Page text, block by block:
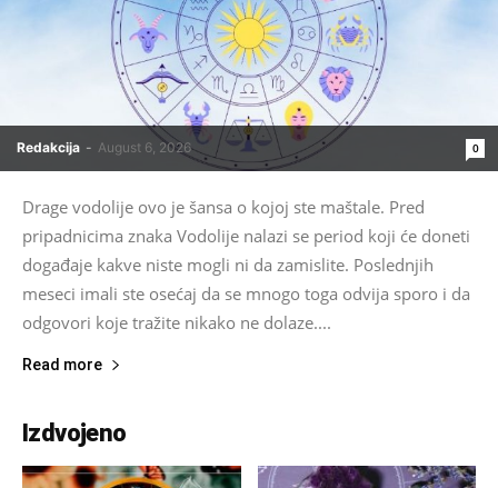
Redakcija - August 6, 2026 0
Drage vodolije ovo je šansa o kojoj ste maštale. Pred
pripadnicima znaka Vodolije nalazi se period koji će doneti
događaje kakve niste mogli ni da zamislite. Poslednjih
meseci imali ste osećaj da se mnogo toga odvija sporo i da
odgovori koje tražite nikako ne dolaze....
Read more
Izdvojeno